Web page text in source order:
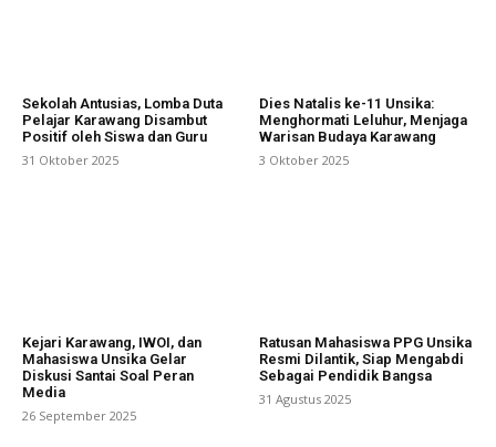
Sekolah Antusias, Lomba Duta
Pelajar Karawang Disambut
Positif oleh Siswa dan Guru
31 Oktober 2025
Dies Natalis ke-11 Unsika:
Menghormati Leluhur, Menjaga
Warisan Budaya Karawang
3 Oktober 2025
Kejari Karawang, IWOI, dan
Mahasiswa Unsika Gelar
Diskusi Santai Soal Peran
Media
26 September 2025
Ratusan Mahasiswa PPG Unsika
Resmi Dilantik, Siap Mengabdi
Sebagai Pendidik Bangsa
31 Agustus 2025